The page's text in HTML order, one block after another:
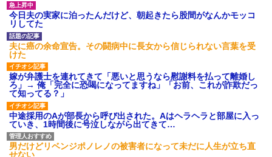
【GIF】JSのカンチョーワロ
タ
後続車にクラクションを鳴ら
され彼氏が逆切れ。「何クラク
ション鳴らしてんだ！降りてこ
いよ！」と怒鳴りだし...
【衝撃】報酬100万円超の治験
募集がこちらｗｗｗｗｗ(※画像
あり)
【ネット騒然】惨殺されたタ
ワマン頂き女子のこの動画、す
げえええええｗｗｗｗｗｗｗｗ
ｗｗｗ
【愕然】白のクラウン俺氏、
高速道路左車線を制限速度で走
った結果wwwwwwwwwwww
今日夫の実家に泊ったんだけど、朝起きたら股間がなんかモッコ
リしてた
夫に癌の余命宣告。その闘病中に長女から信じられない言葉を受
けた
嫁が弁護士を連れてきて「悪いと思うなら慰謝料を払って離婚し
ろ」→ 俺「完全に恐喝になってますね」「お前、これが詐欺だっ
て知ってる？」
中途採用のAが部長から呼び出された。Aはヘラヘラと部屋に入っ
ていき、1時間後に号泣しながら出てきて…
男だけどリベンジポノレノの被害者になって未だに人生が立ち直
せない